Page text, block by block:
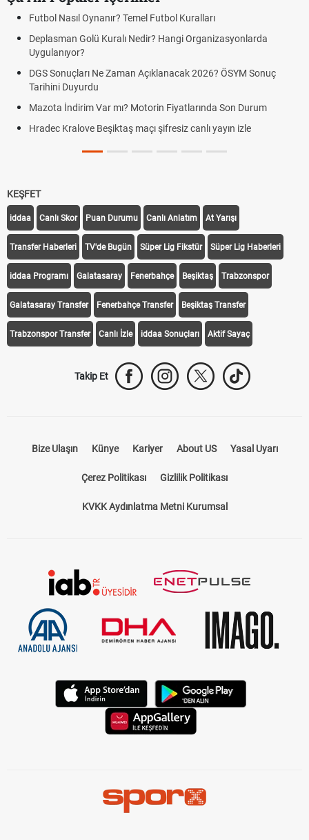
Futbol Nasıl Oynanır? Temel Futbol Kuralları
Deplasman Golü Kuralı Nedir? Hangi Organizasyonlarda
Uygulanıyor?
DGS Sonuçları Ne Zaman Açıklanacak 2026? ÖSYM Sonuç
Tarihini Duyurdu
Mazota İndirim Var mı? Motorin Fiyatlarında Son Durum
Hradec Kralove Beşiktaş maçı şifresiz canlı yayın izle
KEŞFET
iddaa Canlı Skor Puan Durumu Canlı Anlatım At Yarışı
Transfer Haberleri TV'de Bugün Süper Lig Fikstür Süper Lig Haberleri
iddaa Programı Galatasaray Fenerbahçe Beşiktaş Trabzonspor
Galatasaray Transfer Fenerbahçe Transfer Beşiktaş Transfer
Trabzonspor Transfer Canlı İzle iddaa Sonuçları Aktif Sayaç
Takip Et
Bize Ulaşın Künye Kariyer About US Yasal Uyarı
Çerez Politikası Gizlilik Politikası
KVKK Aydınlatma Metni Kurumsal